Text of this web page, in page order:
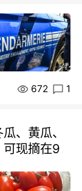
672 1
、黄瓜、
可现摘在9